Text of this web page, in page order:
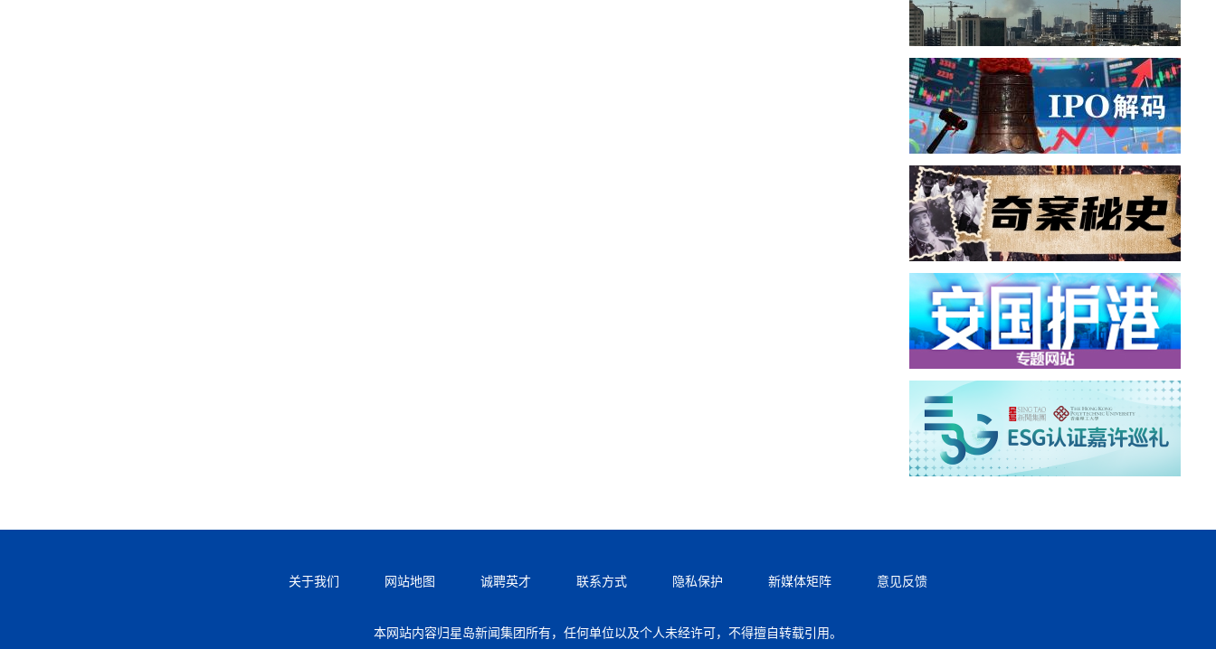
关于我们 网站地图 诚聘英才 联系方式 隐私保护 新媒体矩阵 意见反馈
本网站内容归星岛新闻集团所有，任何单位以及个人未经许可，不得擅自转载引用。